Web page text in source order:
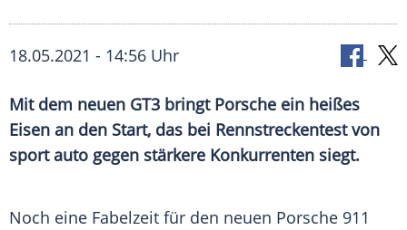
18.05.2021 - 14:56 Uhr
Mit dem neuen GT3 bringt Porsche ein heißes
Eisen an den Start, das bei Rennstreckentestvon
sport auto gegen stärkere Konkurrenten siegt.
Noch eine Fabelzeit für den neuen Porsche 911